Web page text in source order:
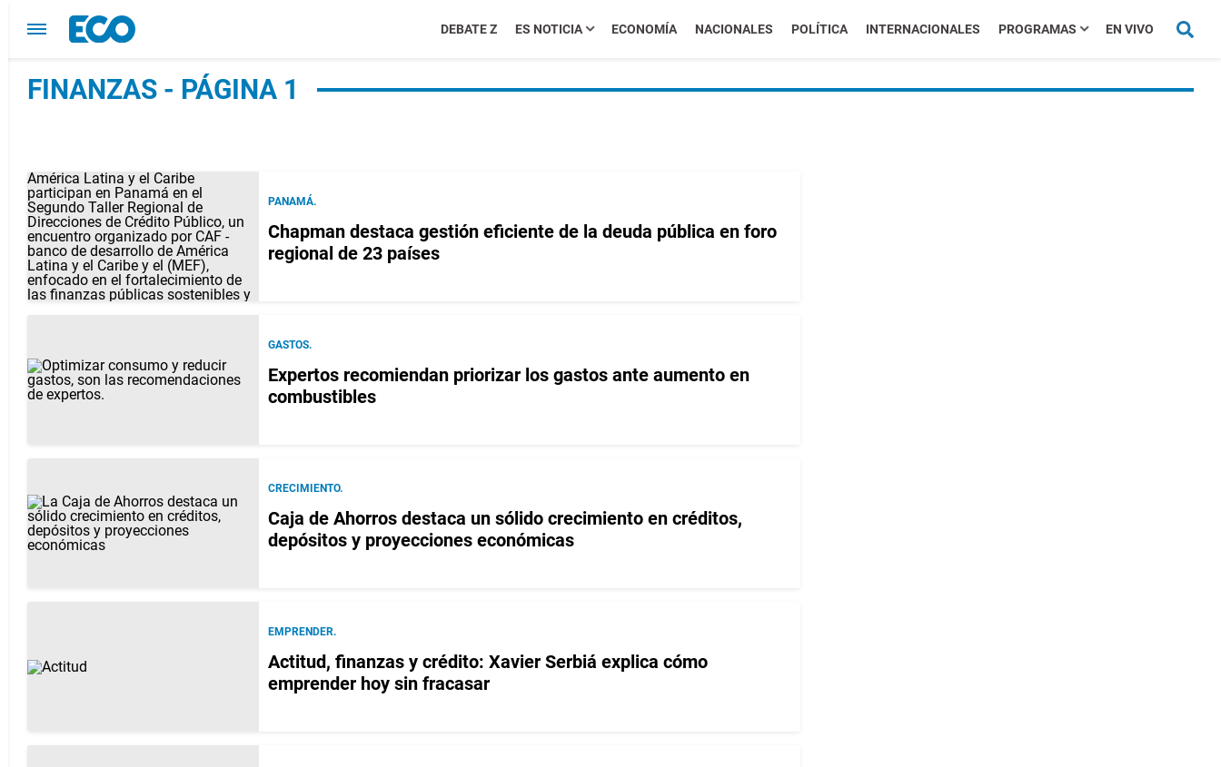
DEBATE Z ES NOTICIA ECONOMÍA NACIONALES POLÍTICA INTERNACIONALES PROGRAMAS EN VIVO
FINANZAS - PÁGINA 1
PANAMÁ.
Chapman destaca gestión eficiente de la deuda pública en foro
regional de 23 países
GASTOS.
Expertos recomiendan priorizar los gastos ante aumento en
combustibles
CRECIMIENTO.
Caja de Ahorros destaca un sólido crecimiento en créditos,
depósitos y proyecciones económicas
EMPRENDER.
Actitud, finanzas y crédito: Xavier Serbiá explica cómo
emprender hoy sin fracasar